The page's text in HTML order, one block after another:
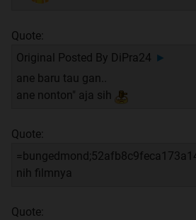
Quote:
Original Posted By DiPra24 ►
ane baru tau gan..
ane nonton" aja sih
Quote:
nih filmnya
Quote: